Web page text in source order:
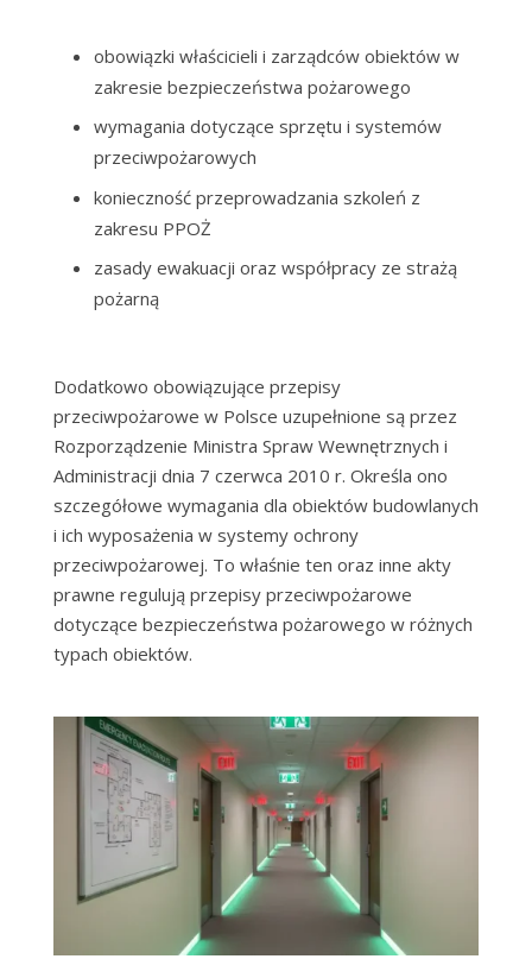
obowiązki właścicieli i zarządców obiektów w
zakresie bezpieczeństwa pożarowego
wymagania dotyczące sprzętu i systemów
przeciwpożarowych
konieczność przeprowadzania szkoleń z
zakresu PPOŻ
zasady ewakuacji oraz współpracy ze strażą
pożarną
Dodatkowo obowiązujące przepisy
przeciwpożarowe w Polsce uzupełnione są przez
Rozporządzenie Ministra Spraw Wewnętrznych i
Administracji dnia 7 czerwca 2010 r. Określa ono
szczegółowe wymagania dla obiektów budowlanych
i ich wyposażenia w systemy ochrony
przeciwpożarowej. To właśnie ten oraz inne akty
prawne regulują przepisy przeciwpożarowe
dotyczące bezpieczeństwa pożarowego w różnych
typach obiektów.